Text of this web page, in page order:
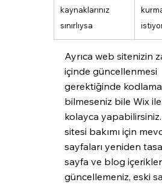
kaynaklarınız
sınırlıysa
Ayrıca web sitenizin
içinde güncellenmesi
gerektiğinde kodlama
bilmeseniz bile Wix
kolayca
sitesi bakımı için
sayfaları yeniden
sayfa ve blog
güncellemeniz, eski